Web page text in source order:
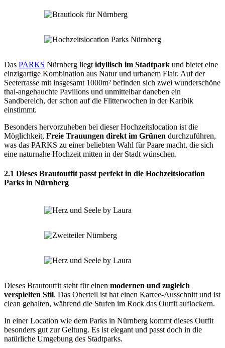
Das PARKS Nürnberg liegt idyllisch im Stadtpark und bietet eine
einzigartige Kombination aus Natur und urbanem Flair. Auf der
Seeterrasse mit insgesamt 1000m² befinden sich zwei wunderschöne
thai-angehauchte Pavillons und unmittelbar daneben ein
Sandbereich, der schon auf die Flitterwochen in der Karibik
einstimmt.
Besonders hervorzuheben bei dieser Hochzeitslocation ist die
Möglichkeit, Freie Trauungen direkt im Grünen durchzuführen,
was das PARKS zu einer beliebten Wahl für Paare macht, die sich
eine naturnahe Hochzeit mitten in der Stadt wünschen.
2.1 Dieses Brautoutfit passt perfekt in die Hochzeitslocation
Parks in Nürnberg
Dieses Brautoutfit steht für einen modernen und zugleich
verspielten Stil. Das Oberteil ist hat einen Karree-Ausschnitt und ist
clean gehalten, während die Stufen im Rock das Outfit auflockern.
In einer Location wie dem Parks in Nürnberg kommt dieses Outfit
besonders gut zur Geltung. Es ist elegant und passt doch in die
natürliche Umgebung des Stadtparks.